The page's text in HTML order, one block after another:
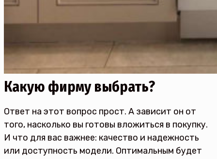
Какую фирму выбрать?
Ответ на этот вопрос прост. А зависит он от
того, насколько вы готовы вложиться в покупку.
И что для вас важнее: качество и надежность
или доступность модели. Оптимальным будет